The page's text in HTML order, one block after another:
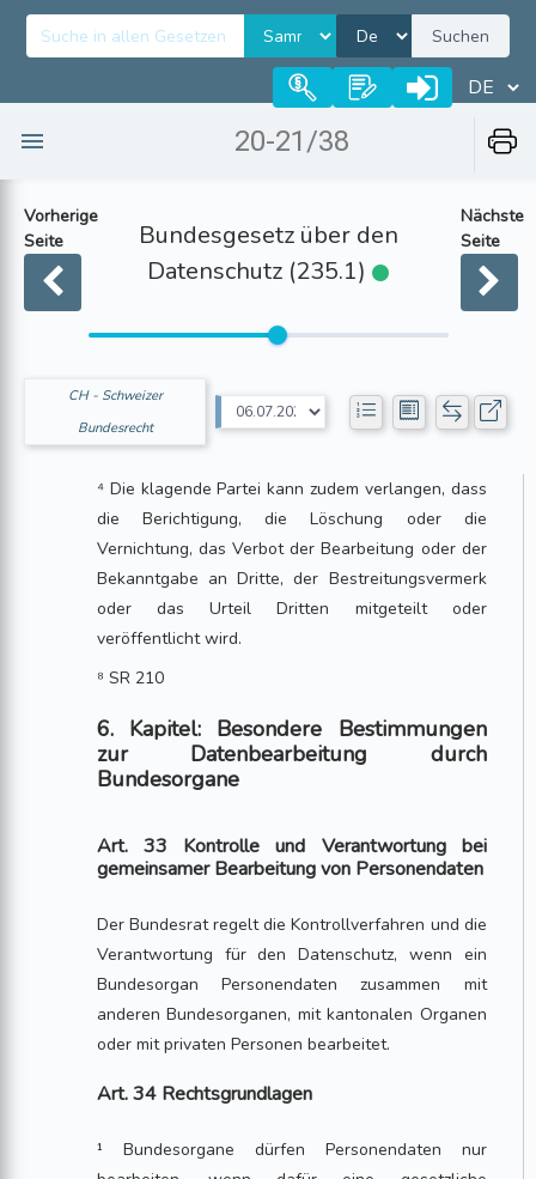
Suchen
20-21/38
Vorherige
Seite
Bundesgesetz über den
Datenschutz (235.1)
Nächste
Seite
CH - Schweizer
Bundesrecht
⁴ Die klagende Partei kann zudem verlangen, dass
die Berichtigung, die Löschung oder die
Vernichtung, das Verbot der Bearbeitung oder der
Bekanntgabe an Dritte, der Bestreitungsvermerk
oder das Urteil Dritten mitgeteilt oder
veröffentlicht wird.
⁸ SR 210
6. Kapitel: Besondere Bestimmungen
zur Datenbearbeitung durch
Bundesorgane
Art. 33 Kontrolle und Verantwortung bei
gemeinsamer Bearbeitung von Personendaten
Der Bundesrat regelt die Kontrollverfahren und die
Verantwortung für den Datenschutz, wenn ein
Bundesorgan Personendaten zusammen mit
anderen Bundesorganen, mit kantonalen Organen
oder mit privaten Personen bearbeitet.
Art. 34 Rechtsgrundlagen
¹ Bundesorgane dürfen Personendaten nur